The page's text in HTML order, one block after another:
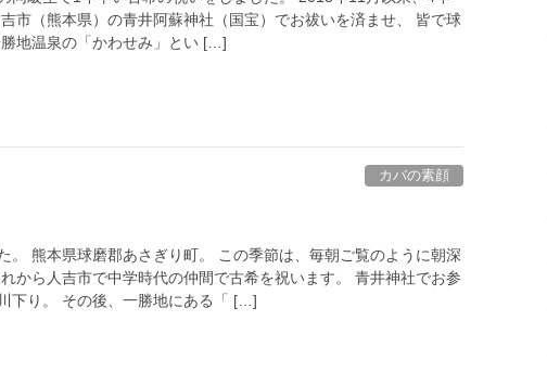
市（熊本県）の青井阿蘇神社（国宝）でお祓いを済ませ、 皆で球
地温泉の「かわせみ」とい […]
カバの素顔
。 熊本県球磨郡あさぎり町。 この季節は、毎朝ご覧のように朝深
から人吉市で中学時代の仲間で古希を祝います。 青井神社でお参
下り。 その後、一勝地にある「 […]